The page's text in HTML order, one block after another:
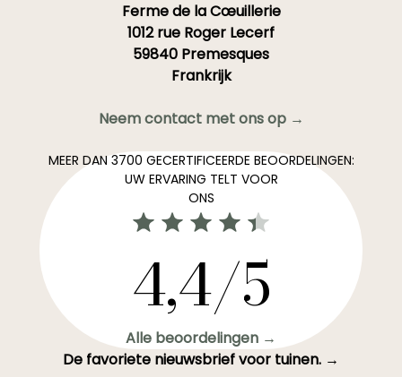
Ferme de la Cœuillerie
1012 rue Roger Lecerf
59840 Premesques
Frankrijk
Neem contact met ons op →
MEER DAN 3700 GECERTIFICEERDE BEOORDELINGEN:
UW ERVARING TELT VOOR
ONS
4,4/5
Alle beoordelingen →
De favoriete nieuwsbrief voor tuinen. →